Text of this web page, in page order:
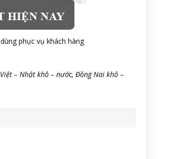
phục vụ khách hàng
Việt – Nhật khô – nước, Đồng Nai khô –